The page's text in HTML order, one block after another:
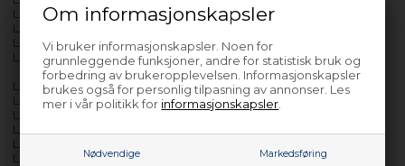
Om informasjonskapsler
Vi bruker informasjonskapsler. Noen for
grunnleggende funksjoner, andre for statistisk bruk og
forbedring av brukeropplevelsen. Informasjonskapsler
brukes også for personlig tilpasning av annonser. Les
mer i vår politikk for informasjonskapsler
Nødvendige Markedsføring
LAVAMAT 605W
LAVAMAT 625W
LAVAMAT 650W
LAVAMAT 802
LAVAMAT 6050W
LAVAMAT 6100W
LAVAMAT 6205
LAVAMAT 6420
LAVAMAT 6550
LAVAMAT 9205